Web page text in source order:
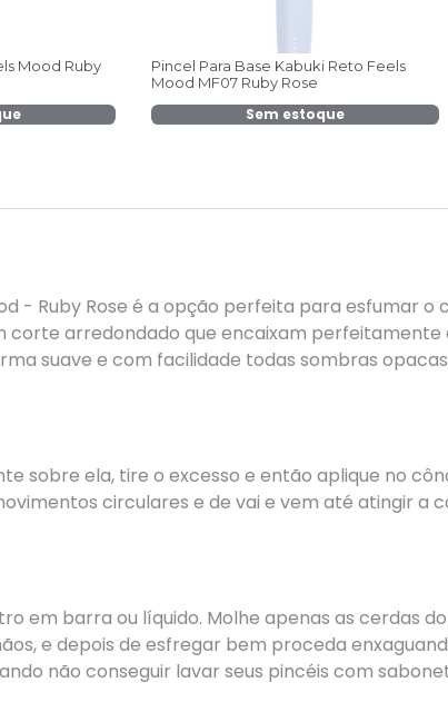
Mood Ruby
Pincel Para Base Kabuki Reto Feels
Mood MF07 Ruby Rose
Sem estoque
- Ruby Rose é a opção perfeita para esfumar o
corte arredondado que encaixam
suave e com facilidade todas sombras
sobre ela, tire o excesso e então aplique no
circulares e de vai e vem até atingir a
em barra ou líquido. Molhe apenas as cerdas
e depois de esfregar bem proceda
não conseguir lavar seus pincéis com